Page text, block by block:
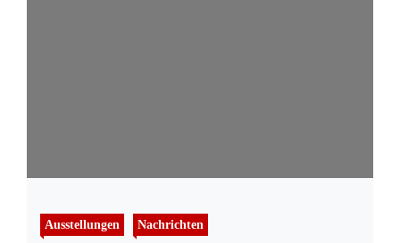
Ausstellungen Nachrichten